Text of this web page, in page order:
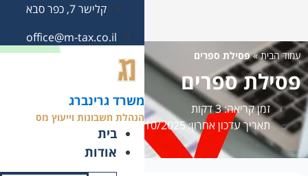
משרד גרינברג
הנהלת חשבונות וייעוץ מס
בית
אודות